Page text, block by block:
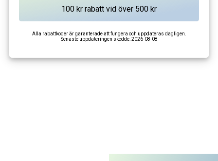
Alla rabattkoder är garanterade att fungera och uppdateras dagligen.
Senaste uppdateringen skedde:2026-08-08